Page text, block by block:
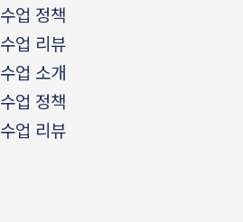
수업 정책
수업 리뷰
수업 소개
수업 정책
수업 리뷰